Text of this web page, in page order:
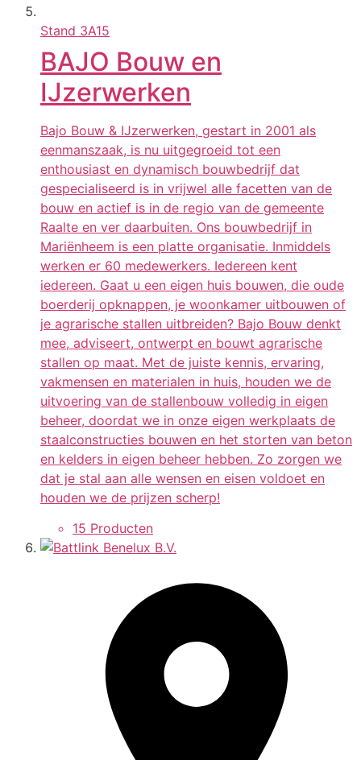
Stand 3A15
BAJO Bouw en
IJzerwerken
Bajo Bouw & IJzerwerken, gestart in 2001 als
eenmanszaak, is nu uitgegroeid tot een
enthousiast en dynamisch bouwbedrijf dat
gespecialiseerd is in vrijwel alle facetten van de
bouw en actief is in de regio van de gemeente
Raalte en ver daarbuiten. Ons bouwbedrijf in
Mariënheem is een platte organisatie. Inmiddels
werken er 60 medewerkers. Iedereen kent
iedereen. Gaat u een eigen huis bouwen, die oude
boerderij opknappen, je woonkamer uitbouwen of
je agrarische stallen uitbreiden? Bajo Bouw denkt
mee, adviseert, ontwerpt en bouwt agrarische
stallen op maat. Met de juiste kennis, ervaring,
vakmensen en materialen in huis, houden we de
uitvoering van de stallenbouw volledig in eigen
beheer, doordat we in onze eigen werkplaats de
staalconstructies bouwen en het storten van beton
en kelders in eigen beheer hebben. Zo zorgen we
dat je stal aan alle wensen en eisen voldoet en
houden we de prijzen scherp!
15 Producten